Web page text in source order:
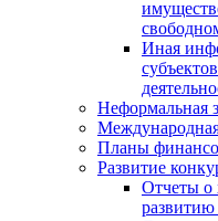
Иная
Неформальная
Международная
Планы
Развитие
Отчеты о